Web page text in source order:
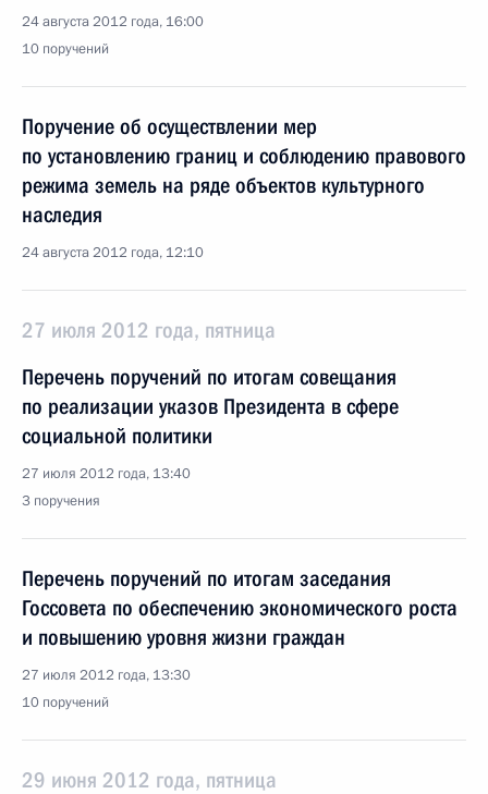
24 августа 2012 года, 16:00
10 поручений
Поручение об осуществлении мер
по установлению границ и соблюдению правового
режима земель на ряде объектов культурного
наследия
24 августа 2012 года, 12:10
27 июля 2012 года, пятница
Перечень поручений по итогам совещания
по реализации указов Президента в сфере
социальной политики
27 июля 2012 года, 13:40
3 поручения
Перечень поручений по итогам заседания
Госсовета по обеспечению экономического роста
и повышению уровня жизни граждан
27 июля 2012 года, 13:30
10 поручений
29 июня 2012 года, пятница